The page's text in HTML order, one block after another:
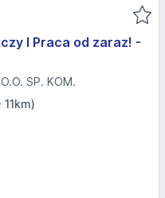
I Praca od zaraz! -
SP. KOM.